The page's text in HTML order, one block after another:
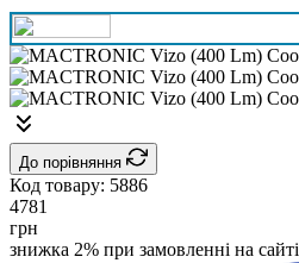
До порівняння
Код товару: 5886
4781
грн
знижка 2% при замовленні на сайті